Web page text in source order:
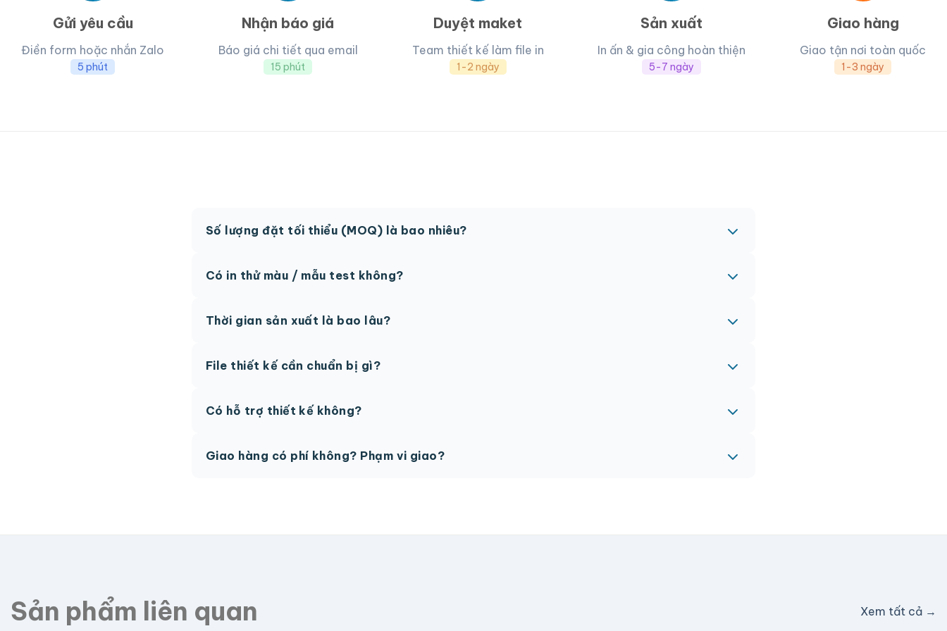
Gửi yêu cầu
Điền form hoặc nhắn Zalo
5 phút
Nhận báo giá
Báo giá chi tiết qua email
15 phút
Duyệt maket
Team thiết kế làm file in
1-2 ngày
Sản xuất
In ấn & gia công hoàn thiện
5-7 ngày
Giao hàng
Giao tận nơi toàn quốc
1-3 ngày
Số lượng đặt tối thiểu (MOQ) là bao nhiêu?
Có in thử màu / mẫu test không?
thức.
Thời gian sản xuất là bao lâu?
hệ để được tư vấn.
File thiết kế cần chuẩn bị gì?
phí.
Có hỗ trợ thiết kế không?
Giao hàng có phí không? Phạm vi giao?
Sản phẩm liên quan Xem tất cả →